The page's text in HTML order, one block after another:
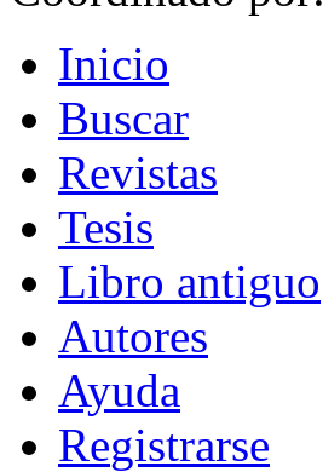
Inicio
Buscar
Revistas
Tesis
Libro antiguo
Autores
Ayuda
Registrarse